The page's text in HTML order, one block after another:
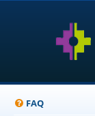
FAQ